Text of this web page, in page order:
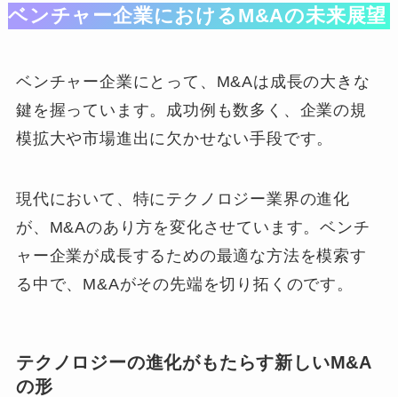
ベンチャー企業におけるM&Aの未来展望
ベンチャー企業にとって、M&Aは成長の大きな
鍵を握っています。成功例も数多く、企業の規
模拡大や市場進出に欠かせない手段です。
現代において、特にテクノロジー業界の進化
が、M&Aのあり方を変化させています。ベンチ
ャー企業が成長するための最適な方法を模索す
る中で、M&Aがその先端を切り拓くのです。
テクノロジーの進化がもたらす新しいM&A
の形